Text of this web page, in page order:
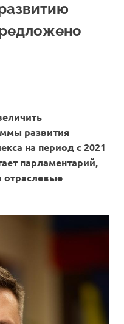
развития
на период с 2021
парламентарий,
отраслевые